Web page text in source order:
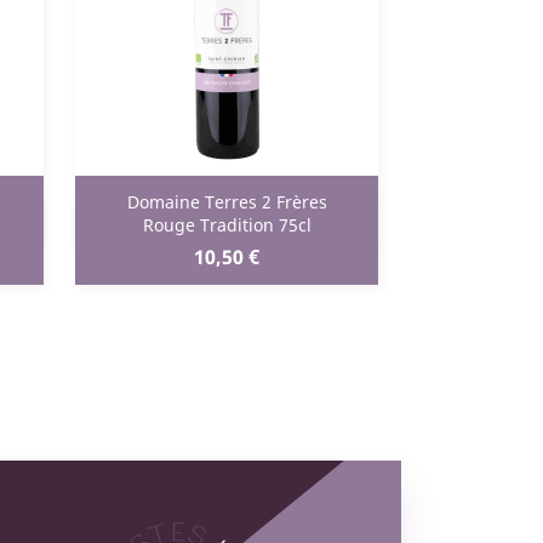
Domaine Terres 2 Frères
Rouge Tradition 75cl
Prix
10,50 €
Aperçu rapide